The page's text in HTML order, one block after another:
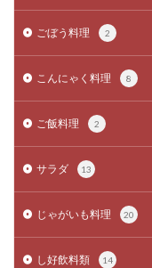
ごぼう料理 2
こんにゃく料理 8
ご飯料理 2
サラダ 13
じゃがいも料理 20
し好飲料類 14